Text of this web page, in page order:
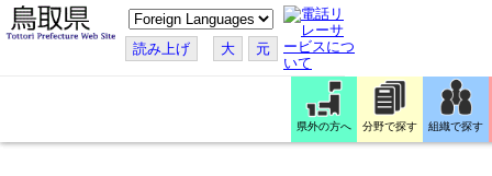
こ
の
ペ
ー
す
読み上げ 大 元
県外の方へ 分野で探す 組織で探す